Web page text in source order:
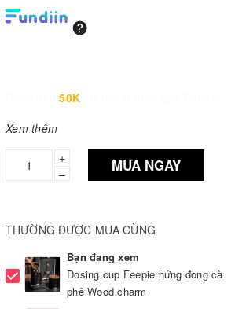
50K
Xem thêm
+
–
MUA NGAY
THƯỜNG ĐƯỢC MUA CÙNG
Bạn đang xem
Dosing cup Feepie hứng đong cà
phê Wood charm